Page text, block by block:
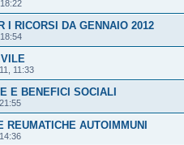
I RICORSI DA GENNAIO 2012
11:33
E BENEFICI SOCIALI
REUMATICHE AUTOIMMUNI